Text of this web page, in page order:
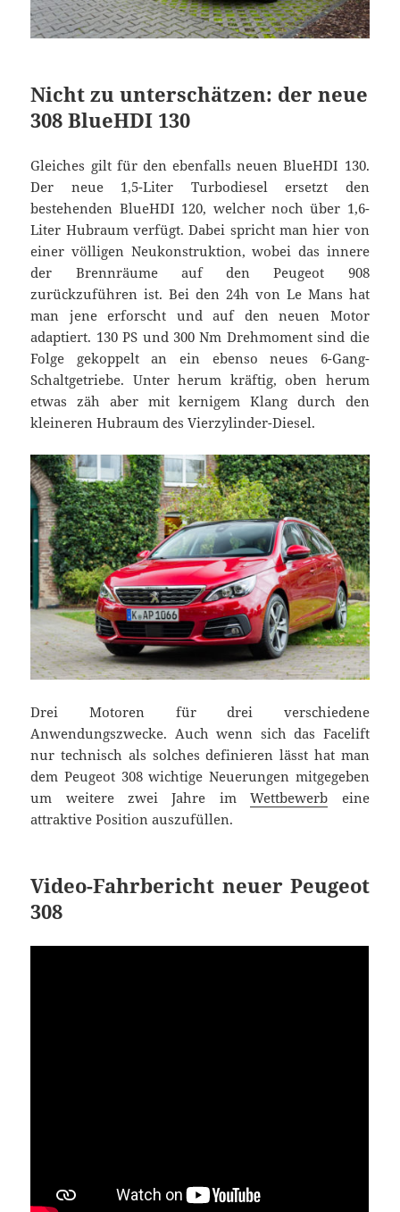
Nicht zu unterschätzen: der neue
308 BlueHDI 130
Gleiches gilt für den ebenfalls neuen BlueHDI 130.
Der neue 1,5-Liter Turbodiesel ersetzt den
bestehenden BlueHDI 120, welcher noch über 1,6-
Liter Hubraum verfügt. Dabei spricht man hier von
einer völligen Neukonstruktion, wobei das innere
der Brennräume auf den Peugeot 908
zurückzuführen ist. Bei den 24h von Le Mans hat
man jene erforscht und auf den neuen Motor
adaptiert. 130 PS und 300 Nm Drehmoment sind die
Folge gekoppelt an ein ebenso neues 6-Gang-
Schaltgetriebe. Unter herum kräftig, oben herum
etwas zäh aber mit kernigem Klang durch den
kleineren Hubraum des Vierzylinder-Diesel.
Drei Motoren für drei verschiedene
Anwendungszwecke. Auch wenn sich das Facelift
nur technisch als solches definieren lässt hat man
dem Peugeot 308 wichtige Neuerungen mitgegeben
um weitere zwei Jahre imWettbewerb eine
attraktive Position auszufüllen.
Video-Fahrbericht neuer Peugeot
308